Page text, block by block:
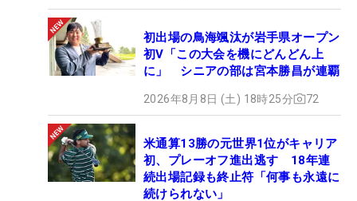
初出場の鳥海颯汰が岩手県オープン
初V「この大会を機にどんどん上
に」 シニアの部は宮本勝昌が連覇
2026年8月8日 (土) 18時25分 72
米通算13勝の元世界1位がキャリア
初、プレーオフ進出逃す 18年連
続出場記録も終止符「何事も永遠に
続けられない」